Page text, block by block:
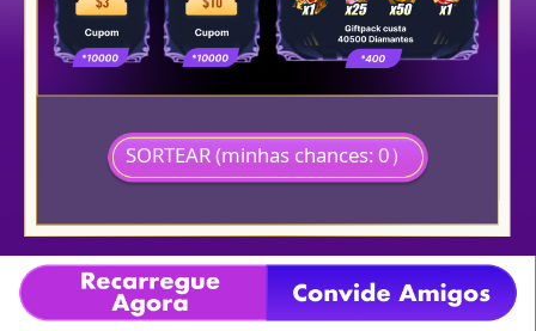
SORTEAR (minhas chances: 0）